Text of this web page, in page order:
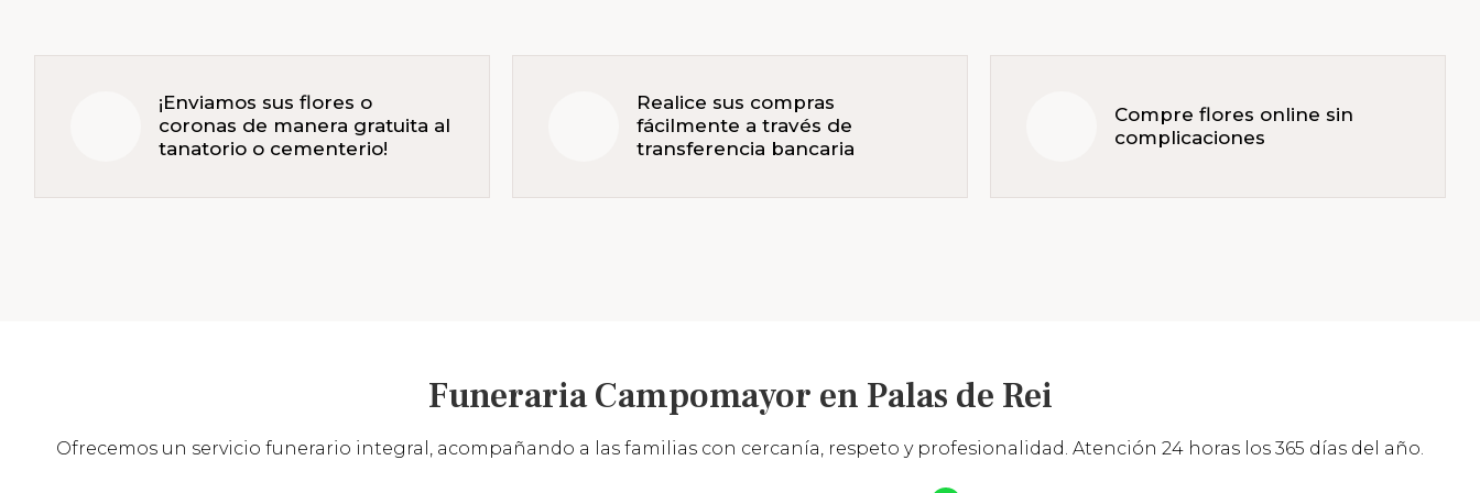
¡Enviamos sus flores o
coronas de manera gratuita al
tanatorio o cementerio!
Realice sus compras
fácilmente a través de
transferencia bancaria
Compre flores online sin
complicaciones
Funeraria Campomayor en Palas de Rei
Ofrecemos un servicio funerario integral, acompañando a las familias con cercanía, respeto y profesionalidad. Atención 24 horas los 365 días del año.